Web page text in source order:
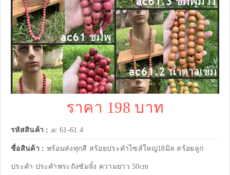
ราคา 198 บาท
รหัสสินค้า : ac 61-61.4
ชื่อสินค้า : พร้อมส่งทุกสี สร้อยประคำไซส์ใหญ่18มิล สร้อยลูก
ประคำ ประคำพระถังซัมจั๋ง ความยาว 50cm